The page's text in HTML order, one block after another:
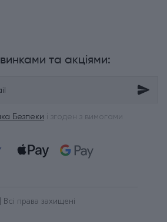
та акціями:
Безпеки і згоден з вимогами
права захищені